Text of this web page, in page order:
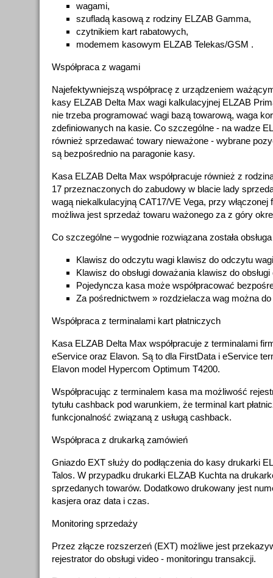
wagami,
szufladą kasową z rodziny ELZAB Gamma,
czytnikiem kart rabatowych,
modemem kasowym ELZAB Telekas/GSM .
Współpraca z wagami
Najefektywniejszą współpracę z urządzeniem
kasy ELZAB Delta Max wagi kalkulacyjnej ELZAB
nie trzeba programować wagi bazą towarową, waga
zdefiniowanych na kasie. Co szczególne - na wadze
również sprzedawać towary nieważone - wybrane
są bezpośrednio na paragonie kasy.
Kasa ELZAB Delta Max współpracuje również z
17 przeznaczonych do zabudowy w blacie lady
wagą niekalkulacyjną CAT17/VE Vega, przy
możliwa jest sprzedaż towaru ważonego za z góry
Co szczególne – wygodnie rozwiązana została
Klawisz do odczytu wagi klawisz do odczytu wagi
Klawisz do obsługi doważania klawisz do
Pojedyncza kasa może współpracować
Za pośrednictwem » rozdzielacza wag można do
Współpraca z terminalami kart płatniczych
Kasa ELZAB Delta Max współpracuje z terminalami
eService oraz Elavon. Są to dla FirstData i eService
Elavon model Hypercom Optimum T4200.
Współpracując z terminalem kasa ma możliwość
tytułu cashback pod warunkiem, że terminal kart
funkcjonalność związaną z usługą cashback.
Współpraca z drukarką zamówień
Gniazdo EXT służy do podłączenia do kasy drukarki
Talos. W przypadku drukarki ELZAB Kuchta na
sprzedanych towarów. Dodatkowo drukowany jest
kasjera oraz data i czas.
Monitoring sprzedaży
Przez złącze rozszerzeń (EXT) możliwe jest
rejestrator do obsługi video - monitoringu transakcji.